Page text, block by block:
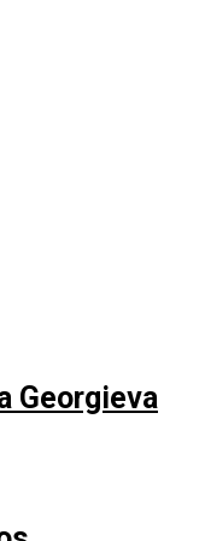
Georgieva